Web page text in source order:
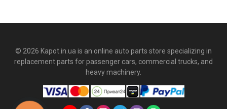
© 2026 Kapot.in.ua is an online auto parts store specializing in
replacement parts for passenger cars, commercial trucks, and
heavy machinery.